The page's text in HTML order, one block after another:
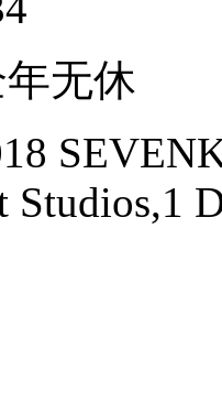
无休
Studios,1